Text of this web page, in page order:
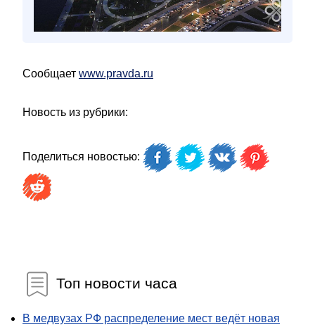
Сообщает www.pravda.ru
Новость из рубрики:
Поделиться новостью:
Топ новости часа
В медвузах РФ распределение мест ведёт новая